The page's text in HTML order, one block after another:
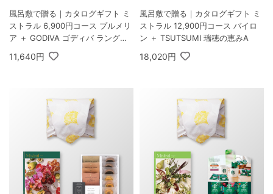
風呂敷で贈る｜カタログギフト ミ
ストラル 6,900円コース プルメリ
ア ＋ GODIVA ゴディバ ラングド
シャクッキーアソートメント 30枚
入
11,640円
風呂敷で贈る｜カタログギフト ミ
ストラル 12,900円コース バイロ
ン ＋ TSUTSUMI 瑞穂の恵みA
18,020円